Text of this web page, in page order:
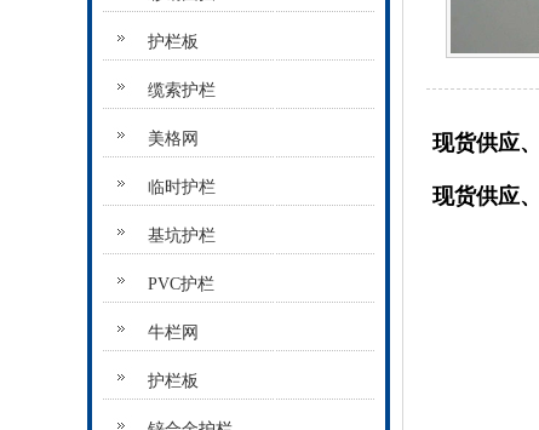
护栏板
缆索护栏
美格网
临时护栏
基坑护栏
PVC护栏
牛栏网
护栏板
现货供应
现货供应